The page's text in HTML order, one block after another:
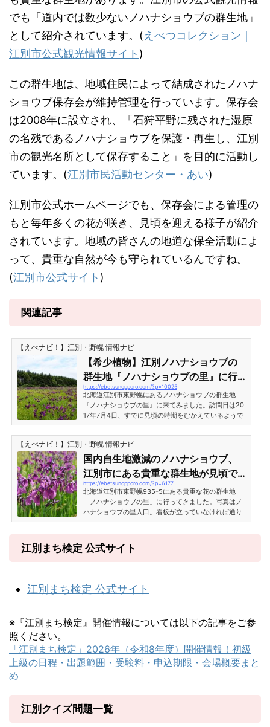
でも「道内では数少ないノハナショウブの群生地」
として紹介されています。(えべつコレクション｜
江別市公式観光情報サイト )
この群生地は、地域住民によって結成されたノハナ
ショウブ保存会が維持管理を行っています。保存会
は2008年に設立され、「石狩平野に残された湿原
の名残であるノハナショウブを保護・再生し、江別
市の観光名所として保存すること」を目的に活動し
ています。(江別市民活動センター・あい)
江別市公式ホームページでも、保存会による管理の
もと毎年多くの花が咲き、見頃を迎える様子が紹介
されています。地域の皆さんの地道な保全活動によ
って、貴重な自然が今も守られているんですね。
(江別市公式サイト )
関連記事
【えべナビ！】江別・野幌 情報ナビ
【希少植物】江別ノハナショウブの
群生地『ノハナショウブの里』に行
ってみた［北海道江別市東野幌］
https://ebetsunopporo.com/?p=10025
北海道江別市東野幌にあるノハナショウブの群生地
『ノハナショウブの里』に来てみました。訪問日は20
17年7月4日、すでに見頃の時期をむかえているようで
す。希少植物ノハナショウブの群生地『ノハナショウ
ブの里』ノハナショウブの里は保存活動によって守ら
れています。建物についた看板には以下のように書か
れています。ノハナショウブ保存活用事業このノハナ
ショウブ群生地は、観光振興を目的として、故 吉井辰
雄氏のご遺族 吉井幸子氏より寄付された土地です。平
成26年9月 江別市 ノハナショウブの群生地満開一歩
手前といった...
【えべナビ！】江別・野幌 情報ナビ
国内自生地激減のノハナショウブ、
江別市にある貴重な群生地が見頃で
絶景！
https://ebetsunopporo.com/?p=6177
北海道江別市東野幌935-5にある貴重な花の群生地
「ノハナショウブの里」に行ってきました。写真はノ
ハナショウブの里入口。看板が立っていなければ通り
すぎてますね。周り一帯は広大な農地で目印が全く無
見頃の時期だったので、東野幌の所々の交差点に看板
が立っているので助かりました。野花菖蒲の群生地
ショウブは見えません。 ノハナショウブの里・駐車
場。車5台ほどとあ...
江別まち検定 公式サイト
江別まち検定 公式サイト
※『江別まち検定』開催情報については以下の記事をご参
照ください。
「江別まち検定」2026年（令和8年度）開催情報！初級
上級の日程・出題範囲・受験料・申込期限・会場概要まと
め
江別クイズ問題一覧